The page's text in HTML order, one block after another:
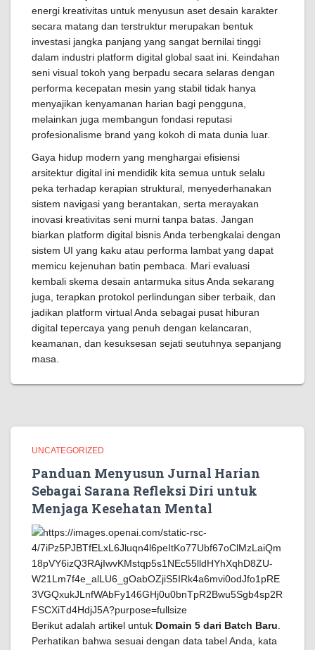
energi kreativitas untuk menyusun aset desain karakter
secara matang dan terstruktur merupakan bentuk
investasi jangka panjang yang sangat bernilai tinggi
dalam industri platform digital global saat ini. Keindahan
seni visual tokoh yang berpadu secara selaras dengan
performa kecepatan mesin yang stabil tidak hanya
menyajikan kenyamanan harian bagi pengguna,
melainkan juga membangun fondasi reputasi
profesionalisme brand yang kokoh di mata dunia luar.
Gaya hidup modern yang menghargai efisiensi
arsitektur digital ini mendidik kita semua untuk selalu
peka terhadap kerapian struktural, menyederhanakan
sistem navigasi yang berantakan, serta merayakan
inovasi kreativitas seni murni tanpa batas. Jangan
biarkan platform digital bisnis Anda terbengkalai dengan
sistem UI yang kaku atau performa lambat yang dapat
memicu kejenuhan batin pembaca. Mari evaluasi
kembali skema desain antarmuka situs Anda sekarang
juga, terapkan protokol perlindungan siber terbaik, dan
jadikan platform virtual Anda sebagai pusat hiburan
digital tepercaya yang penuh dengan kelancaran,
keamanan, dan kesuksesan sejati seutuhnya sepanjang
masa.
UNCATEGORIZED
Panduan Menyusun Jurnal Harian
Sebagai Sarana Refleksi Diri untuk
Menjaga Kesehatan Mental
Berikut adalah artikel untuk Domain 5 dari Batch Baru
Perhatikan bahwa sesuai dengan data tabel Anda, kata